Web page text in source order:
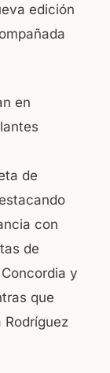
edición
en
de
con
de
y
que
Rodríguez